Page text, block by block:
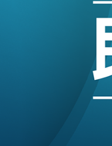
黑石傳再籌逾360億美元
美商務部擬擴大金屬關
新世界K11 9月升級會員
本港6月零售額連升14個
滙控重啟最多10億美元
SHEIN傳最快8月中招